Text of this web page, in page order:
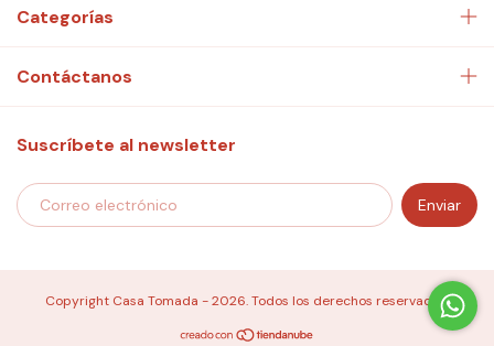
Categorías
Contáctanos
Suscríbete al newsletter
Copyright Casa Tomada - 2026. Todos los derechos reservados.